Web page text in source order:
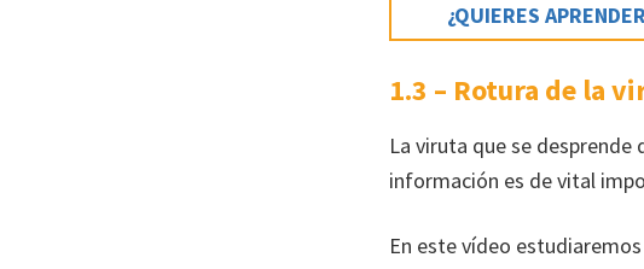
¿QUIERES
1.3 – Rotura de la
La viruta que se
información es de vital
En este vídeo